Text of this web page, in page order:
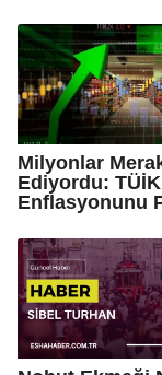
Milyonlar
Ediyordu:
Enflasyonunu